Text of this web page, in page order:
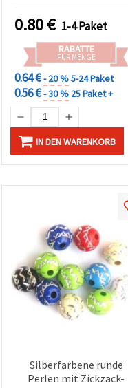
0.80€ 1-4 Paket
RABATTE
FÜR MENGE
0.64 €- 20 %5-24 Paket
0.56 €- 30 % 25 Paket +
IN DEN WARENKORB
Silberfarbene runde
Perlen mit Zickzack-